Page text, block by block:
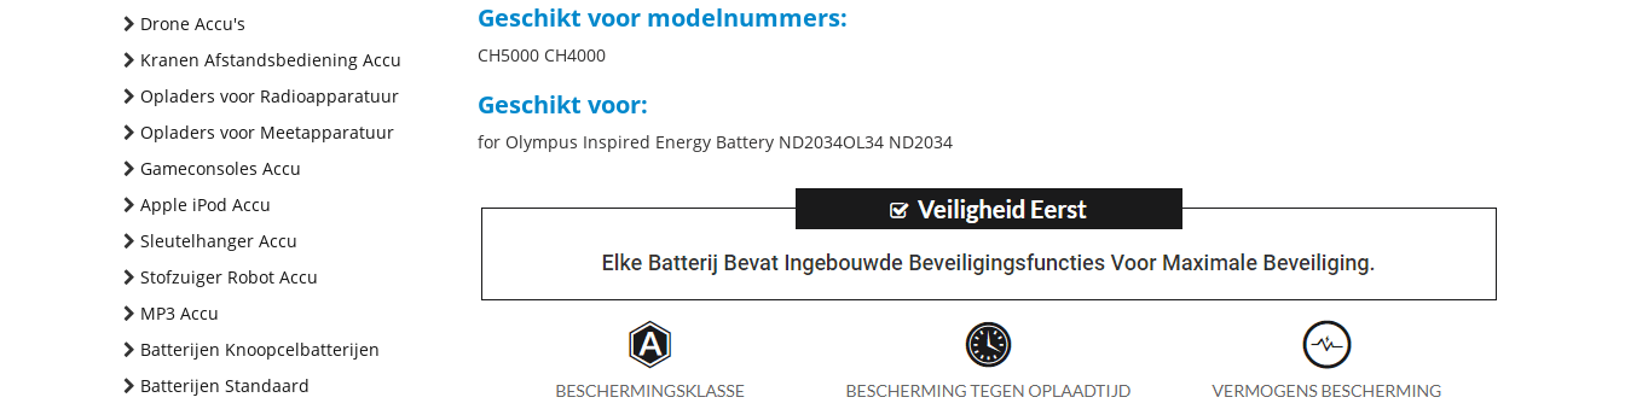
Drone Accu's
Kranen Afstandsbediening Accu
Opladers voor Radioapparatuur
Opladers voor Meetapparatuur
Gameconsoles Accu
Apple iPod Accu
Sleutelhanger Accu
Stofzuiger Robot Accu
MP3 Accu
Batterijen Knoopcelbatterijen
Batterijen Standaard
Geschikt voor modelnummers:
CH5000 CH4000
Geschikt voor:
for Olympus Inspired Energy Battery ND2034OL34 ND2034